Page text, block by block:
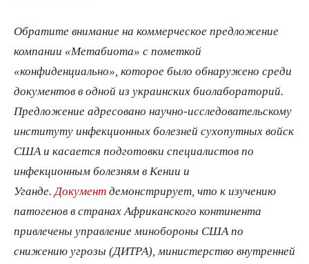
Обратите внимание на коммерческое предложение
компании «Метабиота» с пометкой
«конфиденциально», которое было обнаружено среди
документов в одной из украинских биолабораторий.
Предложение адресовано научно-исследовательскому
институту инфекционных болезней сухопутных войск
США и касается подготовки специалистов по
инфекционным болезням в Кении и
Уганде. Документ демонстрирует, что к изучению
патогенов в странах Африканского континента
привлечены управление минобороны США по
снижению угрозы (ДИТРА), министерство внутренней